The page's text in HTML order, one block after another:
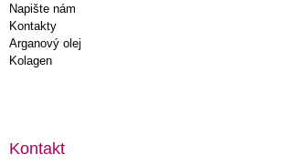
Napište nám
Kontakty
Arganový olej
Kolagen
Kontakt